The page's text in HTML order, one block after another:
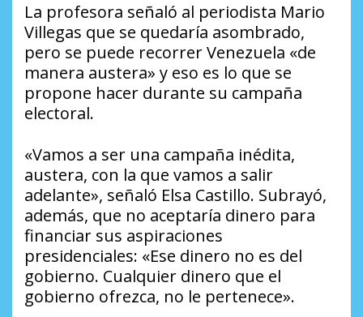
La profesora señaló al periodista Mario
Villegas que se quedaría asombrado,
pero se puede recorrer Venezuela «de
manera austera» y eso es lo que se
propone hacer durante su campaña
electoral.
«Vamos a ser una campaña inédita,
austera, con la que vamos a salir
adelante», señaló Elsa Castillo. Subrayó,
además, que no aceptaría dinero para
financiar sus aspiraciones
presidenciales: «Ese dinero no es del
gobierno. Cualquier dinero que el
gobierno ofrezca, no le pertenece».